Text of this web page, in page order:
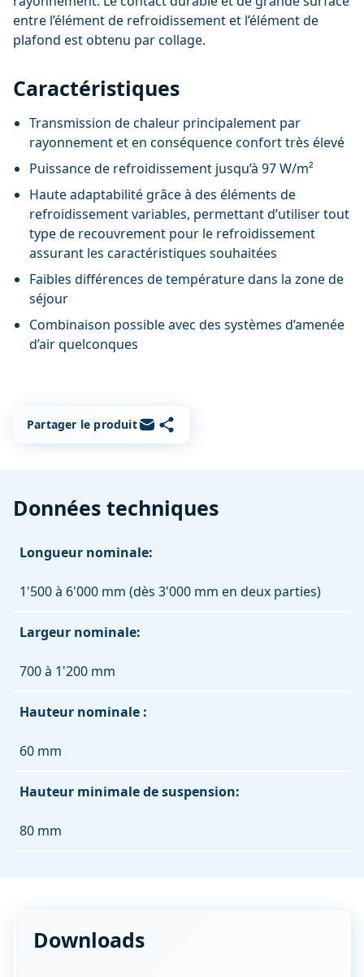
entre l’élément de refroidissement et l’élément de
plafond est obtenu par collage.
Caractéristiques
Transmission de chaleur principalement par
rayonnement et en conséquence confort très élevé
Puissance de refroidissement jusqu’à 97 W/m²
Haute adaptabilité grâce à des éléments de
refroidissement variables, permettant d’utiliser tout
type de recouvrement pour le refroidissement
assurant les caractéristiques souhaitées
Faibles différences de température dans la zone de
séjour
Combinaison possible avec des systèmes d’amenée
d’air quelconques
Partager le produitPartager par e-mail
Copier le lien
Données techniques
Longueur nominale:
1'500 à 6'000 mm (dès 3'000 mm en deux parties)
Largeur nominale:
700 à 1'200 mm
Hauteur nominale :
60 mm
Hauteur minimale de suspension:
80 mm
Downloads